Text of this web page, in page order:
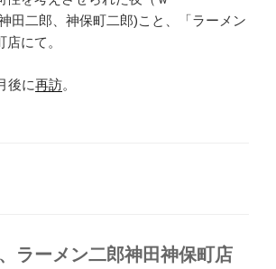
田二郎、神保町二郎)こと、「ラーメン
にて。
後に再訪。
ラーメン二郎神田神保町店